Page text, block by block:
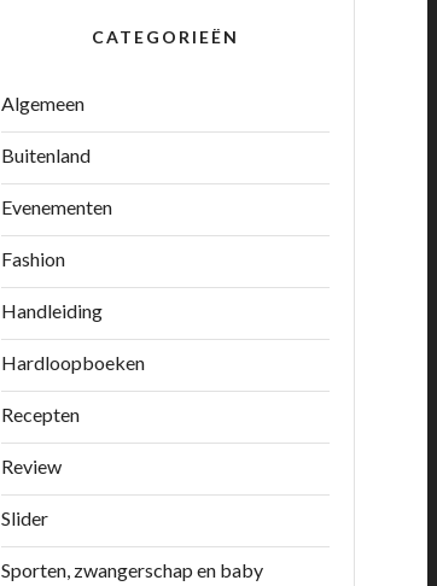
CATEGORIEËN
Algemeen
Buitenland
Evenementen
Fashion
Handleiding
Hardloopboeken
Recepten
Review
Slider
Sporten, zwangerschap en baby